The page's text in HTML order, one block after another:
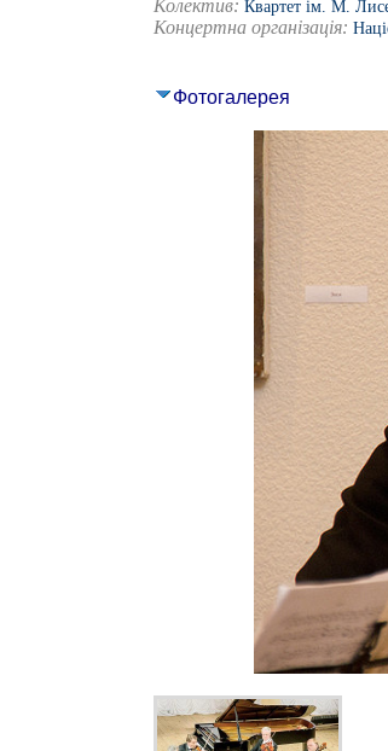
Колектив: Квартет ім. М.
Концертна організація:
Фотогалерея